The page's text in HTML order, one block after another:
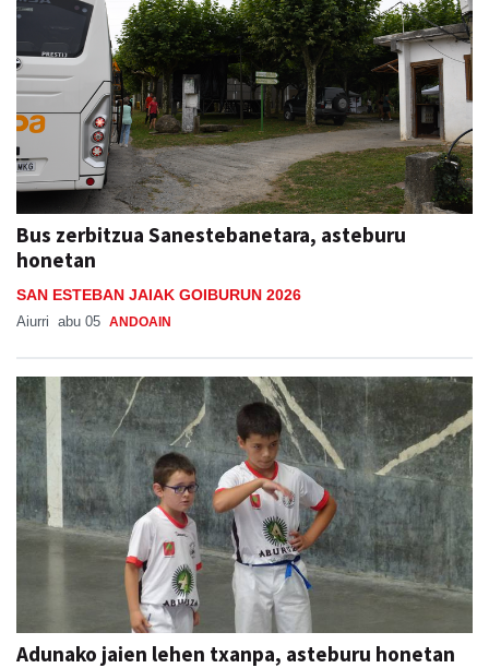
Bus zerbitzua Sanestebanetara, asteburu
honetan
SAN ESTEBAN JAIAK GOIBURUN 2026
Aiurri abu 05 ANDOAIN
Adunako jaien lehen txanpa, asteburu honetan